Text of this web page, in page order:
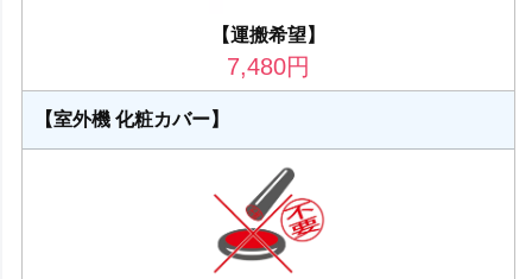
【運搬希望】
7,480円
【室外機 化粧カバー】